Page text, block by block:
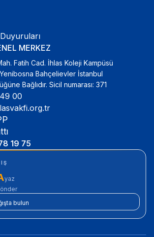
MERKEZ
Fatih Cad. İhlas Koleji Kampüsü
Bahçelievler İstanbul
Bağlıdır. Sicil numarası: 371
00
19 75
yaz
bulun